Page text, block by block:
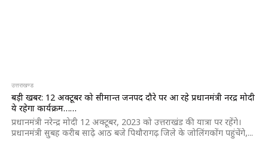
उत्तराखण्ड
बड़ी खबर: 12 अक्टूबर को सीमान्त जनपद दौरे पर आ रहे प्रधानमंत्री नरेंद्र मोदी
ये रहेगा कार्यक्रम……
प्रधानमंत्री नरेन्द्र मोदी 12 अक्टूबर, 2023 को उत्तराखंड की यात्रा पर रहेंगे।
प्रधानमंत्री सुबह करीब साढ़े आठ बजे पिथौरागढ़ जिले के जोलिंगकोंग पहुंचेंगे,...